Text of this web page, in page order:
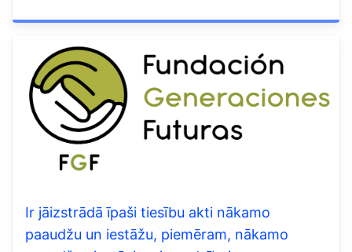
Ir jāizstrādā īpaši tiesību akti nākamo
paaudžu un iestāžu, piemēram, nākamo